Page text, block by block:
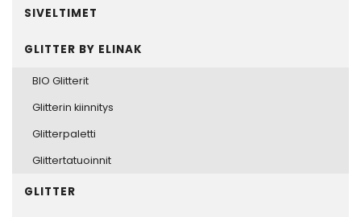
SIVELTIMET
GLITTER BY ELINAK
BIO Glitterit
Glitterin kiinnitys
Glitterpaletti
Glittertatuoinnit
GLITTER